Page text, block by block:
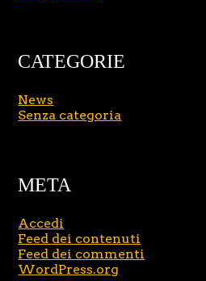
CATEGORIE
News
Senza categoria
META
Accedi
Feed dei contenuti
Feed dei commenti
WordPress.org